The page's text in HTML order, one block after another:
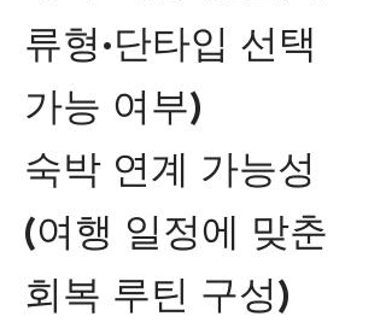
류형·단타입 선택
가능 여부)
숙박 연계 가능성
(여행 일정에 맞춘
회복 루틴 구성)